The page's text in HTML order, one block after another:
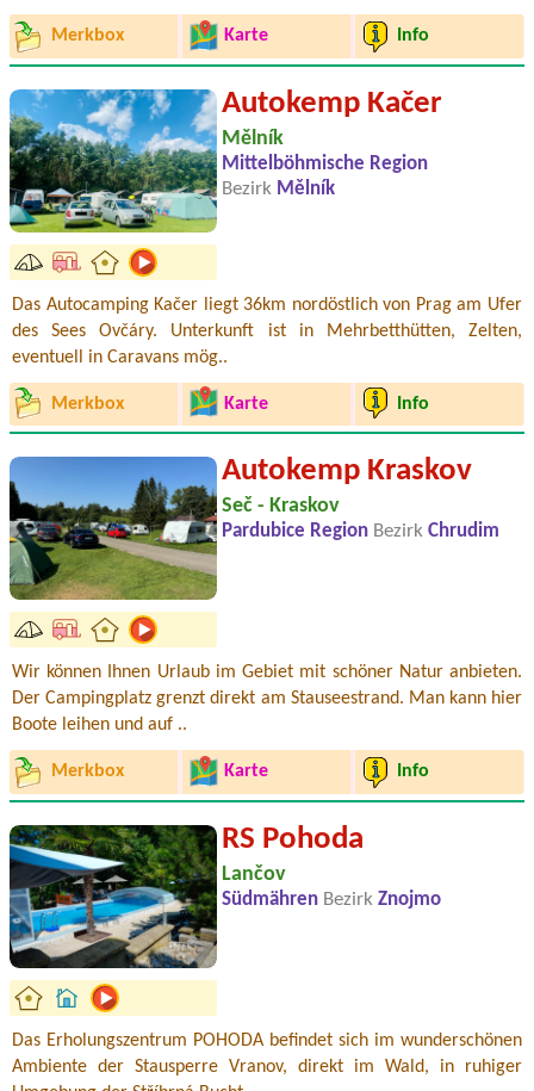
Merkbox Karte Info
Autokemp Kačer
Mělník
Mittelböhmische Region
Bezirk Mělník
Das Autocamping Kačer liegt 36km nordöstlich von Prag am Ufer
des Sees Ovčáry. Unterkunft ist in Mehrbetthütten, Zelten,
eventuell in Caravans mög..
Merkbox Karte Info
Autokemp Kraskov
Seč - Kraskov
Pardubice Region Bezirk Chrudim
Wir können Ihnen Urlaub im Gebiet mit schöner Natur anbieten.
Der Campingplatz grenzt direkt am Stauseestrand. Man kann hier
Boote leihen und auf ..
Merkbox Karte Info
RS Pohoda
Lančov
Südmähren Bezirk Znojmo
Das Erholungszentrum POHODA befindet sich im wunderschönen
Ambiente der Stausperre Vranov, direkt im Wald, in ruhiger